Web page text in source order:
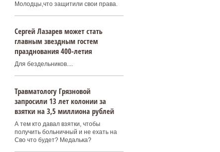
Молодцы,что защитили свои права.
Сергей Лазарев может стать
главным звездным гостем
празднования 400‑летия
Для бездельников....
Травматологу Грязновой
запросили 13 лет колонии за
взятки на 3,5 миллиона рублей
А тем кто давал взятки, чтобы
получить больничный и не ехать на
Сво что будет? Медалька?